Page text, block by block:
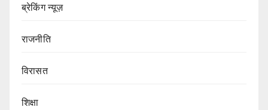
ब्रेकिंग न्यूज़
राजनीति
‍‍विरासत
शिक्षा